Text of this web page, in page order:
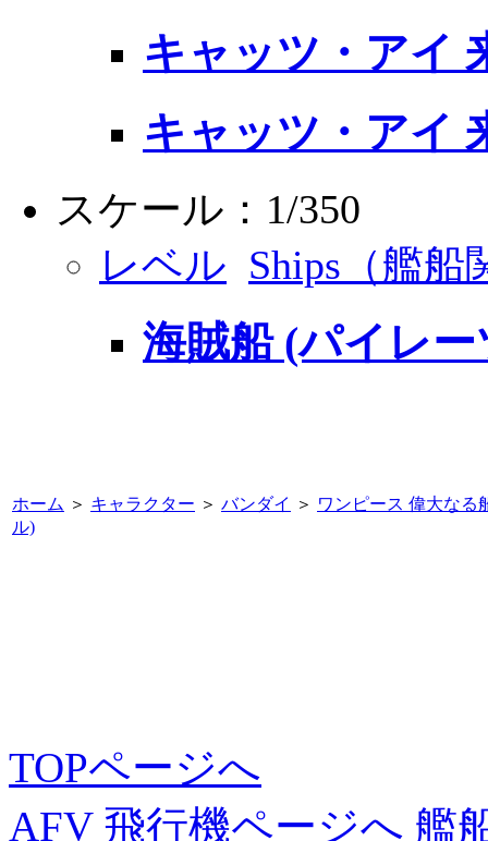
キャッツ・アイ
キャッツ・アイ
スケール：1/350
レベル Ships（艦船
海賊船 (パイレ
ホーム ＞ キャラクター ＞ バンダイ ＞ ワンピース 偉大なる
ル)
TOPページへ
AFV 飛行機ページへ 艦